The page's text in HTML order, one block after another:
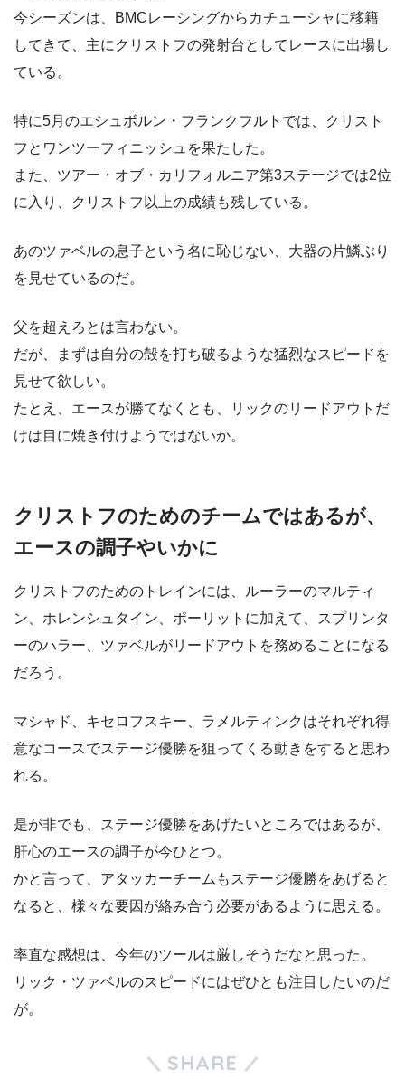
今シーズンは、BMCレーシングからカチューシャに移籍
してきて、主にクリストフの発射台としてレースに出場し
ている。
特に5月のエシュボルン・フランクフルトでは、クリスト
フとワンツーフィニッシュを果たした。
また、ツアー・オブ・カリフォルニア第3ステージでは2位
に入り、クリストフ以上の成績も残している。
あのツァベルの息子という名に恥じない、大器の片鱗ぶり
を見せているのだ。
父を超えろとは言わない。
だが、まずは自分の殻を打ち破るような猛烈なスピードを
見せて欲しい。
たとえ、エースが勝てなくとも、リックのリードアウトだ
けは目に焼き付けようではないか。
クリストフのためのチームではあるが、
エースの調子やいかに
クリストフのためのトレインには、ルーラーのマルティ
ン、ホレンシュタイン、ポーリットに加えて、スプリンタ
ーのハラー、ツァベルがリードアウトを務めることになる
だろう。
マシャド、キセロフスキー、ラメルティンクはそれぞれ得
意なコースでステージ優勝を狙ってくる動きをすると思わ
れる。
是が非でも、ステージ優勝をあげたいところではあるが、
肝心のエースの調子が今ひとつ。
かと言って、アタッカーチームもステージ優勝をあげると
なると、様々な要因が絡み合う必要があるように思える。
率直な感想は、今年のツールは厳しそうだなと思った。
リック・ツァベルのスピードにはぜひとも注目したいのだ
が。
SHARE